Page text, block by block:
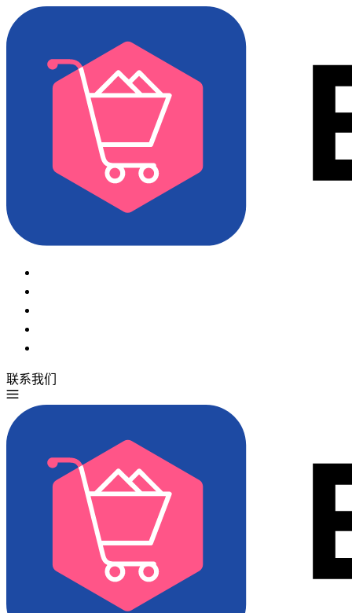
联系我们